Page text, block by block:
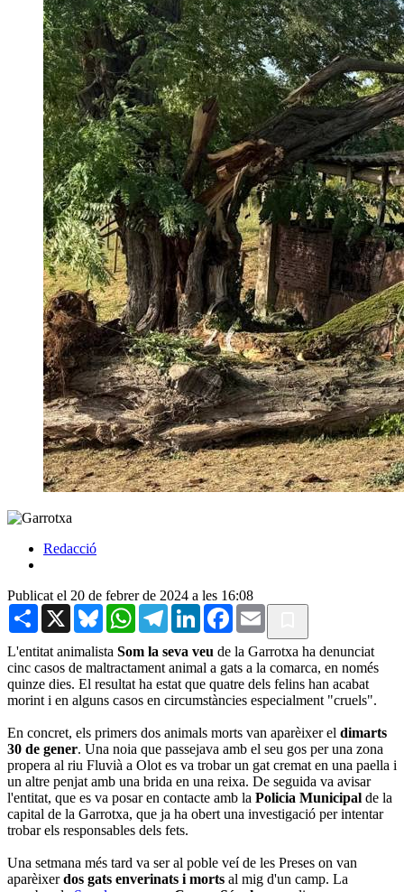
Redacció
Publicat el 20 de febrer de 2024 a les 16:08
Share X BlueskyWhatsAppTelegramLinkedInFacebook
Email
L'entitat animalista Som la seva veu de la Garrotxa ha denunciat
cinc casos de maltractament animal a gats a la comarca, en només
quinze dies. El resultat ha estat que quatre dels felins han acabat
morint i en alguns casos en circumstàncies especialment "cruels".
En concret, els primers dos animals morts van aparèixer el dimarts
30 de gener. Una noia que passejava amb el seu gos per una zona
propera al riu Fluvià a Olot es va trobar un gat cremat en una paella i
un altre penjat amb una brida en una reixa. De seguida va avisar
l'entitat, que es va posar en contacte amb la Policia Municipal de la
capital de la Garrotxa, que ja ha obert una investigació per intentar
trobar els responsables dels fets.
Una setmana més tard va ser al poble veí de les Preses on van
aparèixerdos gats enverinats i morts al mig d'un camp. La